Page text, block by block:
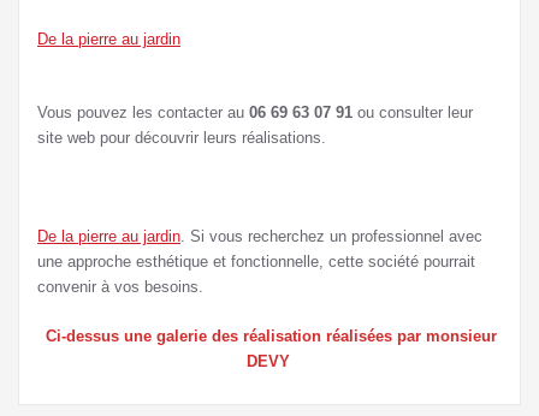
De la pierre au jardin
Vous pouvez les contacter au 06 69 63 07 91 ou consulter leur
site web pour découvrir leurs réalisations.
De la pierre au jardin. Si vous recherchez un professionnel avec
une approche esthétique et fonctionnelle, cette société pourrait
convenir à vos besoins.
Ci-dessus une galerie des réalisation réalisées par monsieur
DEVY